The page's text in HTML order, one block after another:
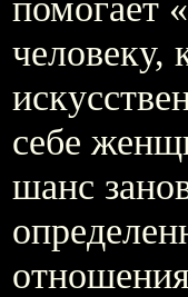
помогает
человеку,
себе
шанс